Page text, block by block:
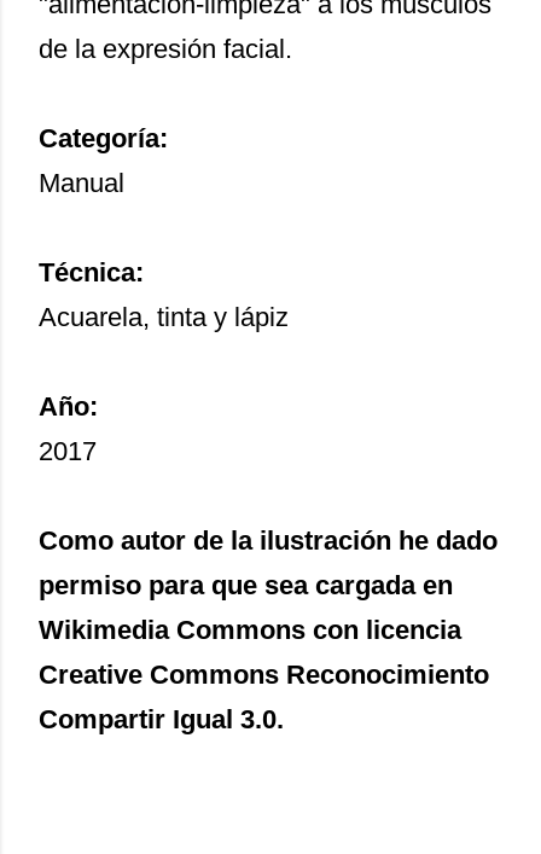
de la expresión facial.
Categoría:
Manual
Técnica:
Acuarela, tinta y lápiz
Año:
2017
Como autor de la ilustración he dado
permiso para que sea cargada en
Wikimedia Commons con licencia
Creative Commons Reconocimiento
Compartir Igual 3.0.